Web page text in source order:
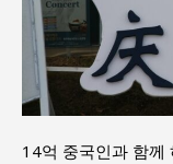
14억 중국인과 함께